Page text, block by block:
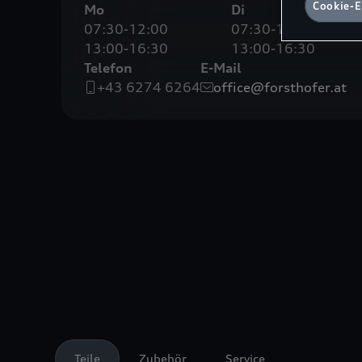
Mo
07:30-12:00
13:00-16:30
Di
07:30-12:00
13:00-16:30
Telefon
+43 6274 6264
E-Mail
office@forsthofer.at
Teile Zubehör Service
Hinweis
von uns
sofern Sie
Nähere
Cookie-